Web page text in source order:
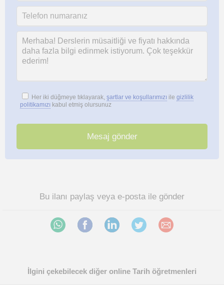
Her iki düğmeye tıklayarak, şartlar ve koşullarımızı ile gizlilik
politikamızı kabul etmiş olursunuz
Bu ilanı paylaş veya e-posta ile gönder
İlgini çekebilecek diğer online Tarih öğretmenleri